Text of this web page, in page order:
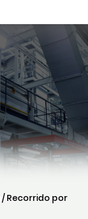
/ Recorrido por